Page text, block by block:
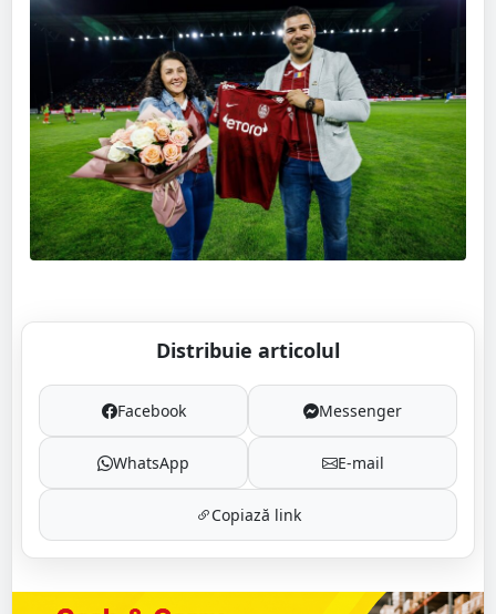
Distribuie articolul
Facebook Messenger
WhatsApp E-mail
Copiază link